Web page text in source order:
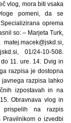
vlog, mora biti vsaka
pomeni, da se
oprema
so: – Marjeta Turk,
01/24-10-508.
11. ure. 14. Dvig in
razpisa je dostopna
javnega razpisa lahko
izpostavah in na
Obravnava vlog in
prispelih na razpis
o izvedbi